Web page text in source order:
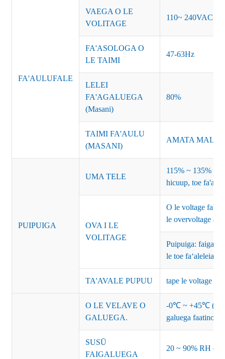
FA'AULUFALE
VAEGA O LE
VOLITAGE
110~ 240VAC
FA'ASOLOGA O
LE TAIMI
47-63Hz
LELEI
FA'AGALUEGA
(Masani)
80%
TAIMI FA'AULU
(MASANI)
AMATA
PUIPUIGA
UMA TELE
115% ~ 135% o
hicuup, toe
OVA I LE
VOLITAGE
O le voltage
le overvoltage
Puipuiga: faiga
le toe faʻaleleia
TA'AVALE PUPUU tape le voltage
O LE VELAVE O
GALUEGA.
-0℃ ~ +45℃
galuega faatino)
SUSŪ
FAIGALUEGA
20 ~ 90% RH e